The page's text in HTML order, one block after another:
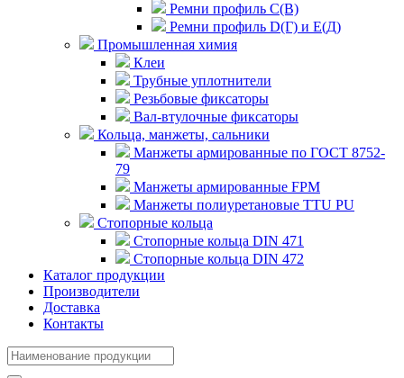
Ремни профиль С(В)
Ремни профиль D(Г) и E(Д)
Промышленная химия
Клеи
Трубные уплотнители
Резьбовые фиксаторы
Вал-втулочные фиксаторы
Кольца, манжеты, сальники
Манжеты армированные по ГОСТ 8752-
79
Манжеты армированные FPM
Манжеты полиуретановые TTU PU
Стопорные кольца
Стопорные кольца DIN 471
Стопорные кольца DIN 472
Каталог продукции
Производители
Доставка
Контакты